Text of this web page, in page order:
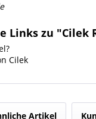
Links zu "Cilek
Cilek
Artikel